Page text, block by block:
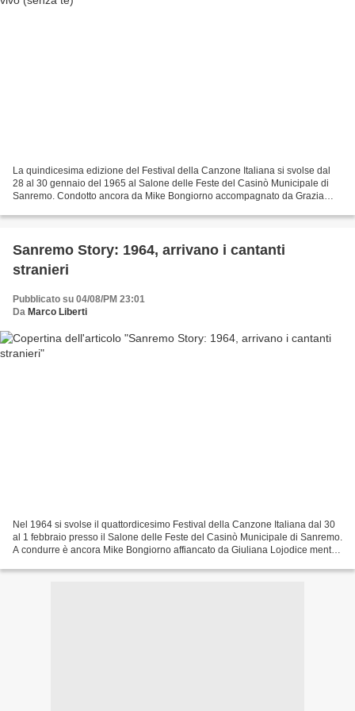
La quindicesima edizione del Festival della Canzone Italiana si svolse dal
28 al 30 gennaio del 1965 al Salone delle Feste del Casinò Municipale di
Sanremo. Condotto ancora da Mike Bongiorno accompagnato da Grazia
Sanremo Story: 1964, arrivano i cantanti
stranieri
Pubblicato su 04/08/PM 23:01
Da Marco Liberti
Nel 1964 si svolse il quattordicesimo Festival della Canzone Italiana dal 30
al 1 febbraio presso il Salone delle Feste del Casinò Municipale di Sanremo.
A condurre è ancora Mike Bongiorno affiancato da Giuliana Lojodice mentre